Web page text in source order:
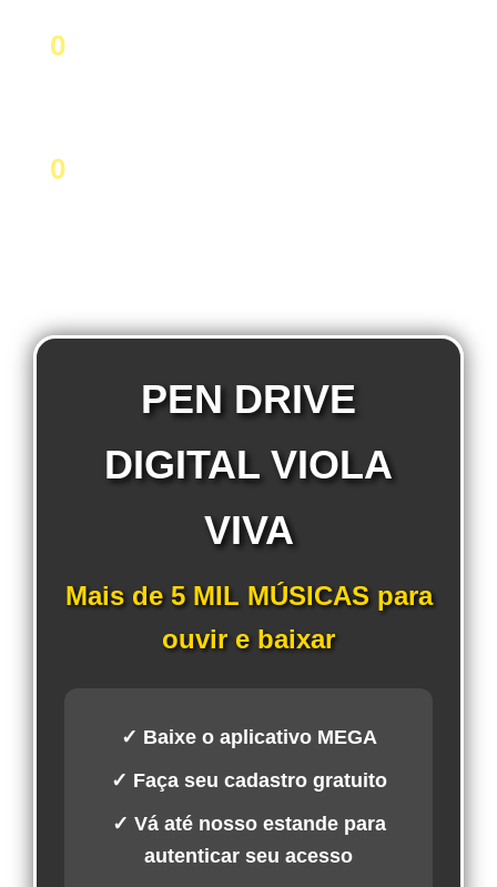
0
0
PEN DRIVE
DIGITAL VIOLA
VIVA
Mais de 5 MIL MÚSICAS para
ouvir e baixar
✓ Baixe o aplicativo MEGA
✓ Faça seu cadastro gratuito
✓ Vá até nosso estande para
autenticar seu acesso